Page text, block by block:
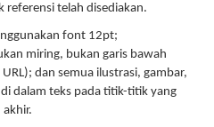
referensi telah disediakan.
font 12pt;
miring, bukan garis bawah
dan semua ilustrasi, gambar,
dalam teks pada titik-titik yang
akhir.